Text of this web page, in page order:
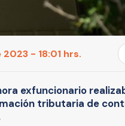
- 18:01 hrs.
exfuncionario
tributaria de